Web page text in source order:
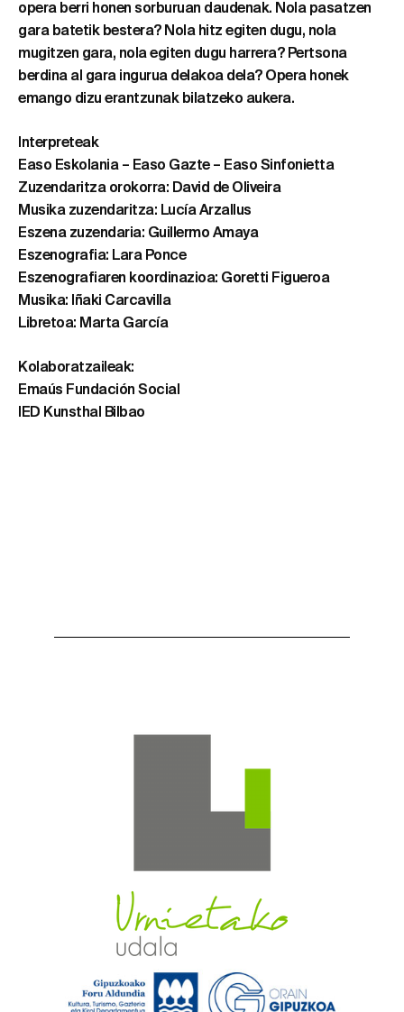
opera berri honen sorburuan daudenak. Nola pasatzen
gara batetik bestera? Nola hitz egiten dugu, nola
mugitzen gara, nola egiten dugu harrera? Pertsona
berdina al gara ingurua delakoa dela? Opera honek
emango dizu erantzunak bilatzeko aukera.
Interpreteak
Easo Eskolania – Easo Gazte – Easo Sinfonietta
Zuzendaritza orokorra: David de Oliveira
Musika zuzendaritza: Lucía Arzallus
Eszena zuzendaria: Guillermo Amaya
Eszenografia: Lara Ponce
Eszenografiaren koordinazioa: Goretti Figueroa
Musika: Iñaki Carcavilla
Libretoa: Marta García
Kolaboratzaileak:
Emaús Fundación Social
IED Kunsthal Bilbao